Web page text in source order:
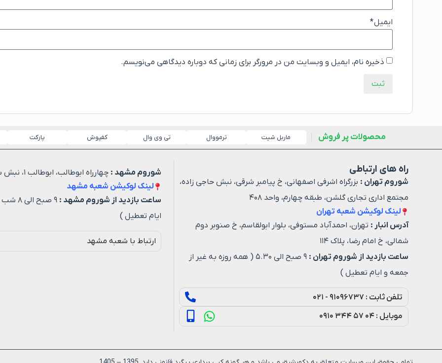
ایمیل*
ذخیره نام، ایمیل و وبسایت من در مرورگر برای زمانی که دوباره دیدگاهی می‌نویسم.
محصولات پر فروش ماربل شیت ترمووال تی وی وال کفپوش پارکت
راه های ارتباطی
شوروم تهران : بزرگراه اشرفی اصفهانی، خ پیامبر شرقی، نبش حاجی زاده،
مجتمع اداری تجاری گلشن، طبقه چهارم، واحد ۴۰۸
لینک لوکیشن شعبه تهران
آدرس انبار : تهران، احمدآباد مستوفی، بلوار ابولقاسم، خ صنوبر دوم
شمالی، خ امام رضا، پلاک ۱۱۴
ساعت بازدید از شوروم تهران :
۹ صبح الی ۵.۳۰ ( همه روزه به غیر از
جمعه و ایام تعطیل )
تلفن ثابت : ۹۱۰۹۶۷۳۷ - ۰۲۱
موبایل : ۰۴ ۵۷ ۳۴۴ ۰۹۱۰
شوروم مشهد : چهارراه ابوطالب، ابوطالب ۱، نبش شهید خیاطی ۳
لینک لوکیشن شعبه مشهد
ساعت بازدید از شوروم مشهد :
۹
ایام تعطیل )
ارتباط با شعبه مشهد